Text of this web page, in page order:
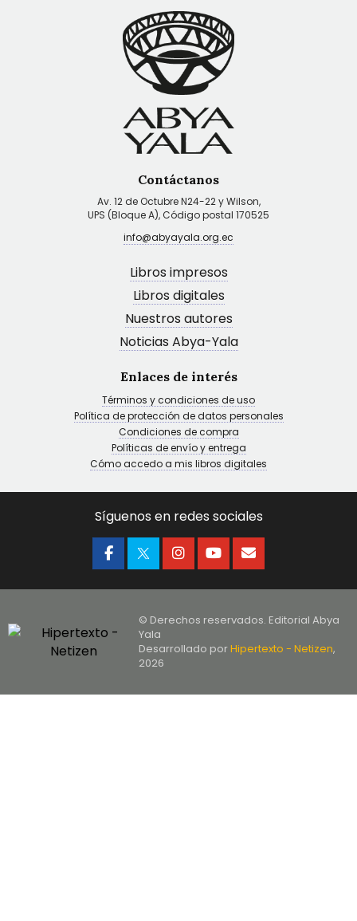
Contáctanos
Av. 12 de Octubre N24-22 y Wilson,
UPS (Bloque A), Código postal 170525
info@abyayala.org.ec
Libros impresos
Libros digitales
Nuestros autores
Noticias Abya-Yala
Enlaces de interés
Términos y condiciones de uso
Política de protección de datos personales
Condiciones de compra
Políticas de envío y entrega
Cómo accedo a mis libros digitales
Síguenos en redes sociales
© Derechos reservados. Editorial Abya
Yala
Desarrollado porHipertexto - Netizen,
2026